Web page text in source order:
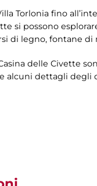
Torlonia fino
si possono
di legno, fontane di
delle Civette
alcuni dettagli degli